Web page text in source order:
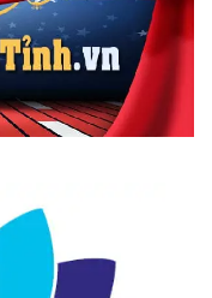
Đang Giúp Bản
Minh Rằng,
Người Khác Biết
Để Thu